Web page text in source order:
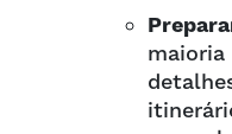
maioria